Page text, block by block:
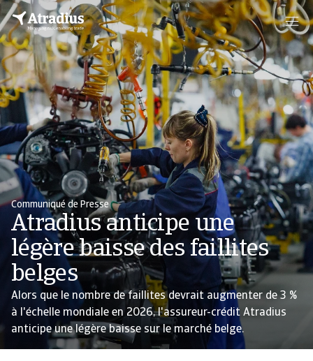
Communiqué de Presse
Atradius anticipe une
légère baisse des faillites
belges
Alors que le nombre de faillites devrait augmenter de 3 %
à l'échelle mondiale en 2026, l'assureur-crédit Atradius
anticipe une légère baisse sur le marché belge.